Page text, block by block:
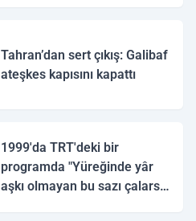
Tahran’dan sert çıkış: Galibaf
ateşkes kapısını kapattı
1999'da TRT'deki bir
programda "Yüreğinde yâr
aşkı olmayan bu sazı çalarsa